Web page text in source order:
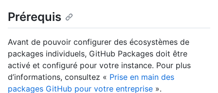
Prérequis
Avant de pouvoir configurer des écosystèmes de
packages individuels, GitHub Packages doit être
activé et configuré pour votre instance. Pour plus
d’informations, consultez « Prise en main des
packages GitHub pour votre entreprise ».